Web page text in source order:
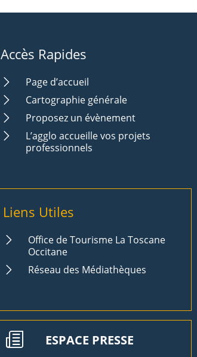
Accès Rapides
Page d’accueil
Cartographie générale
Proposez un évènement
L’agglo accueille vos projets
professionnels
Liens Utiles
Office de Tourisme La Toscane
Occitane
Réseau des Médiathèques
ESPACE PRESSE